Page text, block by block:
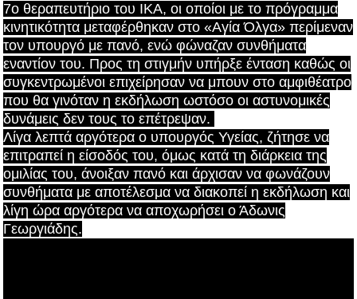
7ο θεραπευτήριο του ΙΚΑ, οι οποίοι με το πρόγραμμα
κινητικότητα μεταφέρθηκαν στο «Αγία Όλγα» περίμεναν
τον υπουργό με πανό, ενώ φώναζαν συνθήματα
εναντίον του. Προς τη στιγμήν υπήρξε ένταση καθώς οι
συγκεντρωμένοι επιχείρησαν να μπουν στο αμφιθέατρο
που θα γινόταν η εκδήλωση ωστόσο οι αστυνομικές
δυνάμεις δεν τους το επέτρεψαν.
Λίγα λεπτά αργότερα ο υπουργός Υγείας, ζήτησε να
επιτραπεί η είσοδός του, όμως κατά τη διάρκεια της
ομιλίας του, άνοιξαν πανό και άρχισαν να φωνάζουν
συνθήματα με αποτέλεσμα να διακοπεί η εκδήλωση και
λίγη ώρα αργότερα να αποχωρήσει ο Άδωνις
Γεωργιάδης.